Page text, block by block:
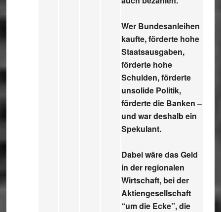
Wer Bundesanleihen
kaufte, förderte hohe
Staatsausgaben,
förderte hohe
Schulden, förderte
unsolide Politik,
förderte die Banken –
und war deshalb ein
Spekulant.
Dabei wäre das Geld
in der regionalen
Wirtschaft, bei der
Aktiengesellschaft
“um die Ecke”, die